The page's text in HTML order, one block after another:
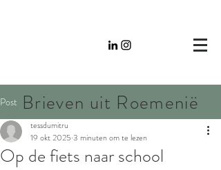
Post
Op de fiets naar school
tessdumitru
19 okt 2025 3 minuten om te lezen
Brieven uit Roemenië